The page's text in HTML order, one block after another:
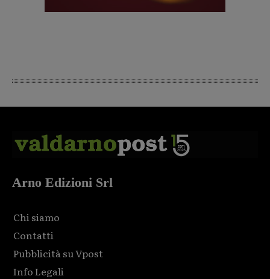
Arno Edizioni Srl
Chi siamo
Contatti
Pubblicità su Vpost
Info Legali